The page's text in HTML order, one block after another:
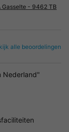
Gasselte - 9462 TB
alle beoordelingen
Nederland"